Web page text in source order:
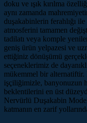
doku ve ışık kırılma
aynı zamanda
duşakabinlerin ferahlığı
atmosferini tamamen
tadilatı veya komple
geniş ürün yelpazesi ve
ettiğiniz dönüşümü
seçeneklerimiz de
mükemmel bir
işçiliğimizle, banyonuzun
beklentilerini en üst
Nervürlü Duşakabin
katmanın en zarif